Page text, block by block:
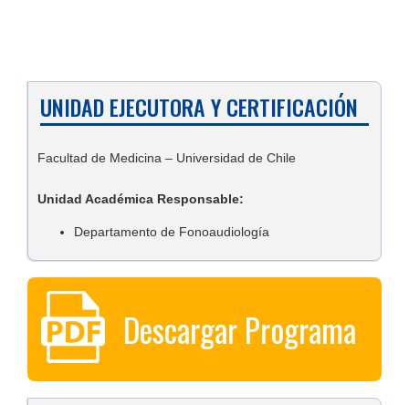
UNIDAD EJECUTORA Y CERTIFICACIÓN
Facultad de Medicina – Universidad de Chile
Unidad Académica Responsable:
Departamento de Fonoaudiología
Descargar Programa